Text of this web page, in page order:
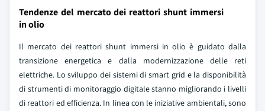
Tendenze del mercato dei reattori shunt immersi
in olio
Il mercato dei reattori shunt immersi in olio è guidato dalla
transizione energetica e dalla modernizzazione delle reti
elettriche. Lo sviluppo dei sistemi di smart grid e la disponibilità
di strumenti di monitoraggio digitale stanno migliorando i livelli
di reattori ed efficienza. In linea con le iniziative ambientali, sono